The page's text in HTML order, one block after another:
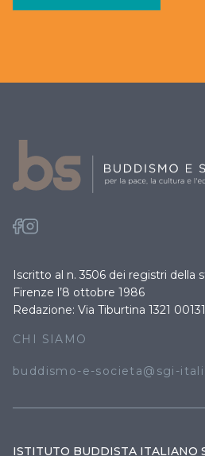
Iscritto al n. 3506 dei registri della
Firenze l’8 ottobre 1986
Redazione: Via Tiburtina 1321
CHI SIAMO
buddismo-e-societa@sgi-
ISTITUTO BUDDISTA ITALIANO